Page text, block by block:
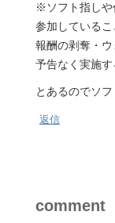
※ソフト指しや
参加している
報酬の剥奪・
予告なく実施す
とあるのでソ
返信
comment